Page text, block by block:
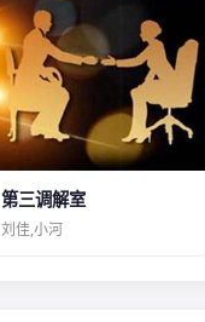
第三调解室
刘佳,小河